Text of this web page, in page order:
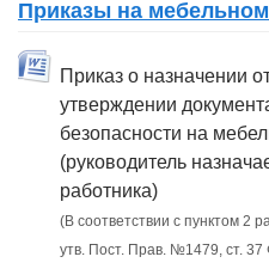
Приказы на
Приказ о назначении
утверждении
безопасности на
(руководитель
работника)
(В соответствии с пунктом 2
утв. Пост. Прав. №1479, ст.